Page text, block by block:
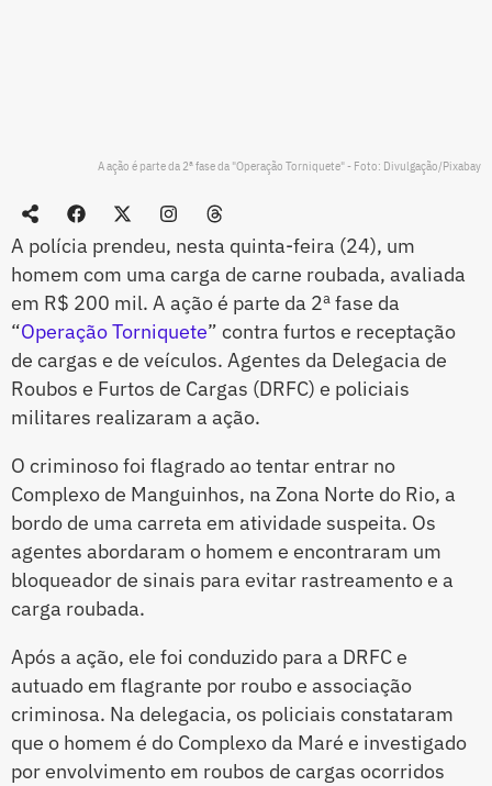
A ação é parte da 2ª fase da "Operação Torniquete" - Foto: Divulgação/Pixabay
A polícia prendeu, nesta quinta-feira (24), um
homem com uma carga de carne roubada, avaliada
em R$ 200 mil. A ação é parte da 2ª fase da
“Operação Torniquete” contra furtos e receptação
de cargas e de veículos. Agentes da Delegacia de
Roubos e Furtos de Cargas (DRFC) e policiais
militares realizaram a ação.
O criminoso foi flagrado ao tentar entrar no
Complexo de Manguinhos, na Zona Norte do Rio, a
bordo de uma carreta em atividade suspeita. Os
agentes abordaram o homem e encontraram um
bloqueador de sinais para evitar rastreamento e a
carga roubada.
Após a ação, ele foi conduzido para a DRFC e
autuado em flagrante por roubo e associação
criminosa. Na delegacia, os policiais constataram
que o homem é do Complexo da Maré e investigado
por envolvimento em roubos de cargas ocorridos